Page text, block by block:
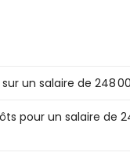
un salaire de 248
pour un salaire de